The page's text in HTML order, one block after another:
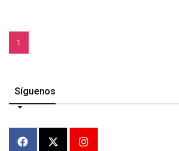
1
Síguenos